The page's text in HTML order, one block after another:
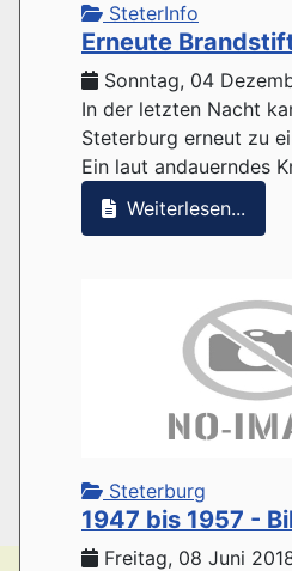
SteterInfo
Erneute
Sonntag, 04
In der letzten Nacht
Steterburg erneut zu
Ein laut andauerndes
Weiterlesen...
Steterburg
1947 bis 1957 -
Freitag, 08 Juni